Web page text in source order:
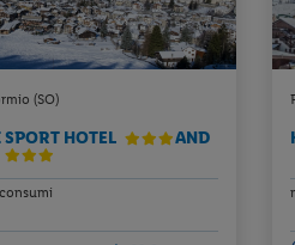
(SO)
HOTEL
AND